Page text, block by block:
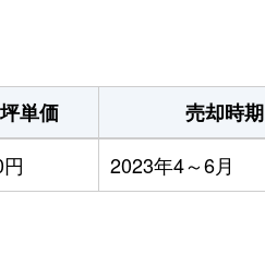
坪単価
売却時期
2023年4～6月